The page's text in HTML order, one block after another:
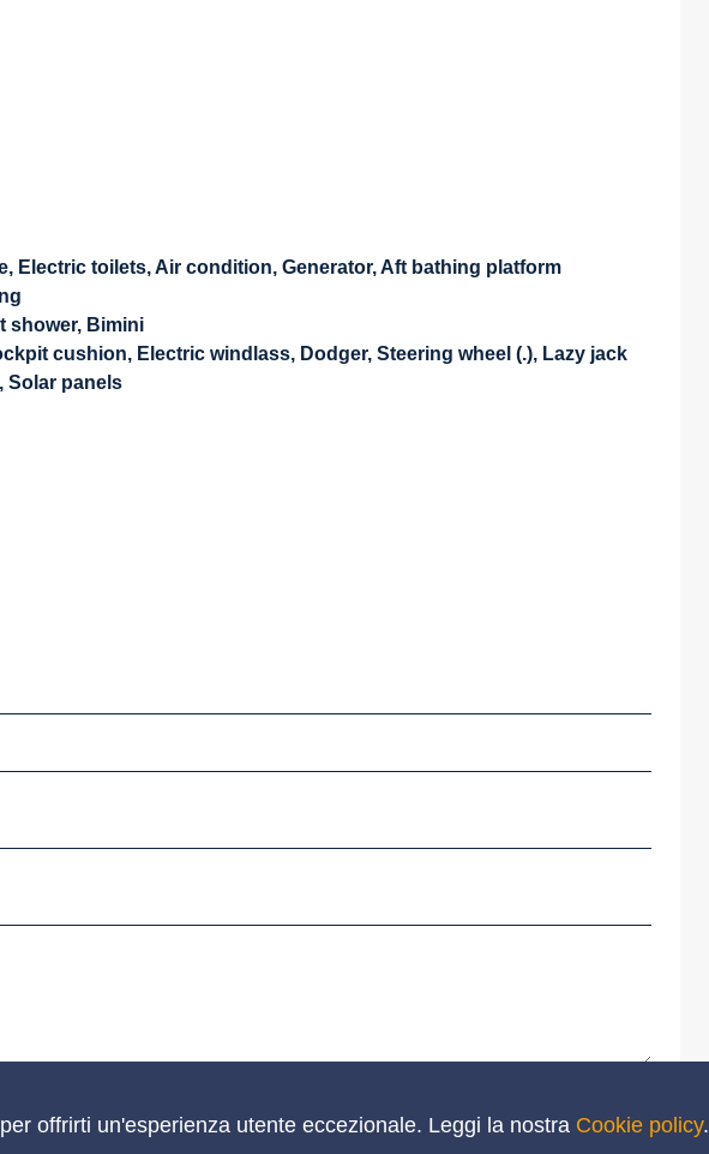
Electric toilets, Air condition, Generator, Aft bathing platform
shower, Bimini
cushion, Electric windlass, Dodger, Steering wheel (.), Lazy jack
Solar panels
offrirti un'esperienza utente eccezionale. Leggi la nostra Cookie policy.